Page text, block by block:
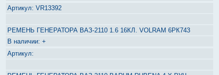
VR13392
РЕМЕНЬ ГЕНЕРАТОРА ВАЗ-2110 1.6 16КЛ. VOLRAM 6РК743
+